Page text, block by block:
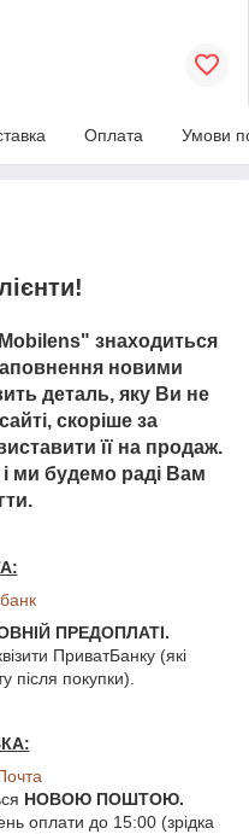
Оплата Умови
знаходиться
новими
деталь, яку Ви не
скоріше за
її на продаж.
ми будемо раді Вам
ПРЕДОПЛАТІ.
ПриватБанку (які
після покупки).
НОВОЮ ПОШТОЮ.
оплати до 15:00 (зрідка